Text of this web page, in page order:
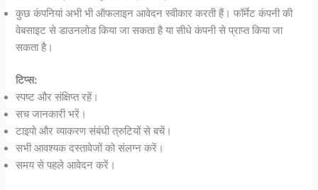
कुछ कंपनियां अभी भी ऑफलाइन आवेदन स्वीकार करती हैं। फॉर्मेट कंपनी की
वेबसाइट से डाउनलोड किया जा सकता है या सीधे कंपनी से प्राप्त किया जा
सकता है।
टिप्स:
स्पष्ट और संक्षिप्त रहें।
सच जानकारी भरें।
टाइपो और व्याकरण संबंधी त्रुटियों से बचें।
सभी आवश्यक दस्तावेजों को संलग्न करें।
समय से पहले आवेदन करें।